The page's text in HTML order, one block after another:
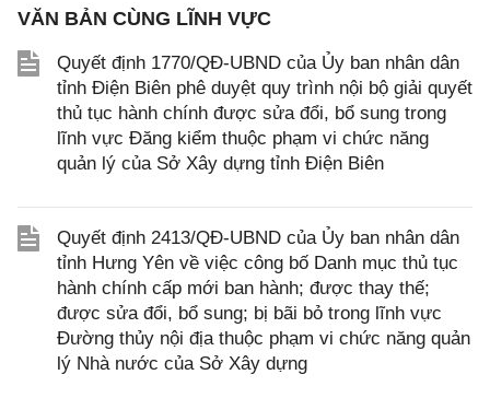
VĂN BẢN CÙNG LĨNH VỰC
Quyết định 1770/QĐ-UBND của Ủy ban nhân dân
tỉnh Điện Biên phê duyệt quy trình nội bộ giải quyết
thủ tục hành chính được sửa đổi, bổ sung trong
lĩnh vực Đăng kiểm thuộc phạm vi chức năng
quản lý của Sở Xây dựng tỉnh Điện Biên
Quyết định 2413/QĐ-UBND của Ủy ban nhân dân
tỉnh Hưng Yên về việc công bố Danh mục thủ tục
hành chính cấp mới ban hành; được thay thế;
được sửa đổi, bổ sung; bị bãi bỏ trong lĩnh vực
Đường thủy nội địa thuộc phạm vi chức năng quản
lý Nhà nước của Sở Xây dựng